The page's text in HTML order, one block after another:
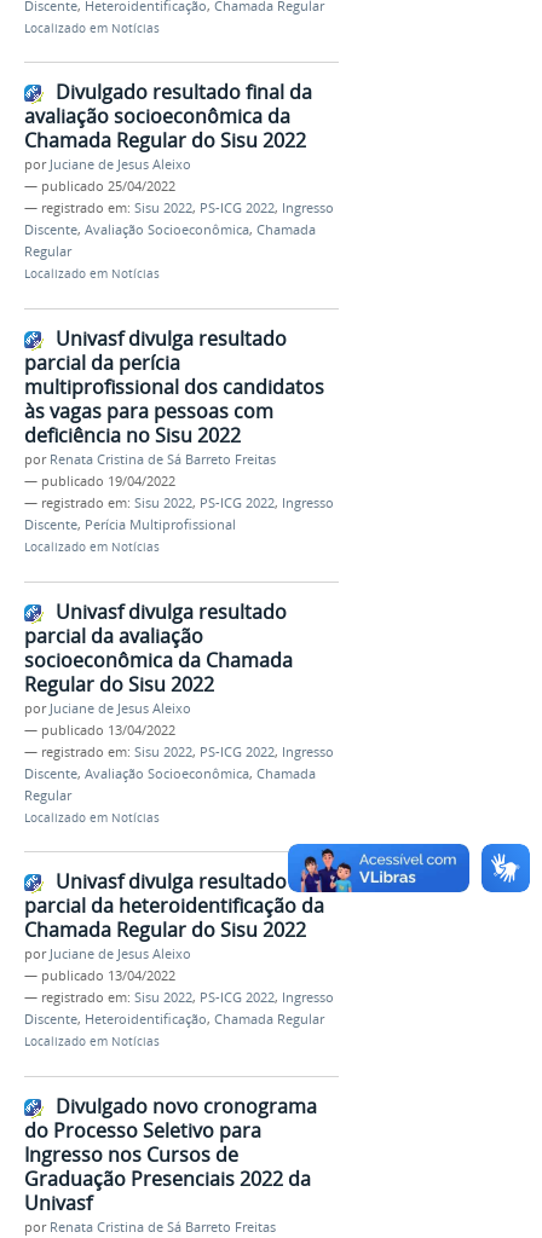
Discente, Heteroidentificação, Chamada Regular
Localizado em Notícias
Divulgado resultado final da
avaliação socioeconômica da
Chamada Regular do Sisu 2022
por Juciane de Jesus Aleixo
— publicado 25/04/2022
— registrado em: Sisu 2022, PS-ICG 2022, Ingresso
Discente, Avaliação Socioeconômica, Chamada
Regular
Localizado em Notícias
Univasf divulga resultado
parcial da perícia
multiprofissional dos candidatos
às vagas para pessoas com
deficiência no Sisu 2022
por Renata Cristina de Sá Barreto Freitas
— publicado 19/04/2022
— registrado em: Sisu 2022, PS-ICG 2022, Ingresso
Discente, Perícia Multiprofissional
Localizado em Notícias
Univasf divulga resultado
parcial da avaliação
socioeconômica da Chamada
Regular do Sisu 2022
por Juciane de Jesus Aleixo
— publicado 13/04/2022
— registrado em: Sisu 2022, PS-ICG 2022, Ingresso
Discente, Avaliação Socioeconômica, Chamada
Regular
Localizado em Notícias
Univasf divulga resultado
parcial da heteroidentificação da
Chamada Regular do Sisu 2022
por Juciane de Jesus Aleixo
— publicado 13/04/2022
— registrado em: Sisu 2022, PS-ICG 2022, Ingresso
Discente, Heteroidentificação, Chamada Regular
Localizado em Notícias
Divulgado novo cronograma
do Processo Seletivo para
Ingresso nos Cursos de
Graduação Presenciais 2022 da
Univasf
por Renata Cristina de Sá Barreto Freitas